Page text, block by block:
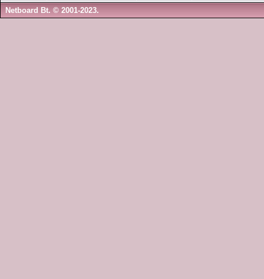
Netboard Bt. © 2001-2023.